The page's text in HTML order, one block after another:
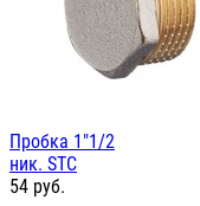
Пробка 1"1/2
ник. STC
54 руб.